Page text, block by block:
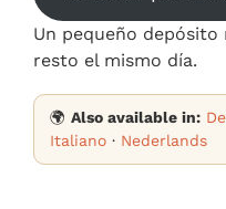
Un pequeño
resto el mismo día.
🌍 Also available in:
Italiano · Nederlands